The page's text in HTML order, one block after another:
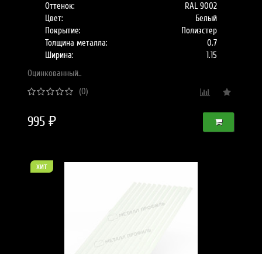
Оттенок:
RAL 9002
Цвет:
Белый
Покрытие:
Полиэстер
Толщина металла:
0.7
Ширина:
1.15
Оцинкованный..
(0)
995 ₽
хит